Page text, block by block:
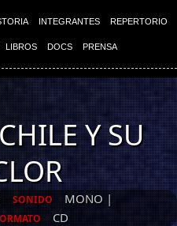
INTEGRANTES REPERTORIO
LIBROS DOCS PRENSA
Y SU
SONIDO
MONO |
CD